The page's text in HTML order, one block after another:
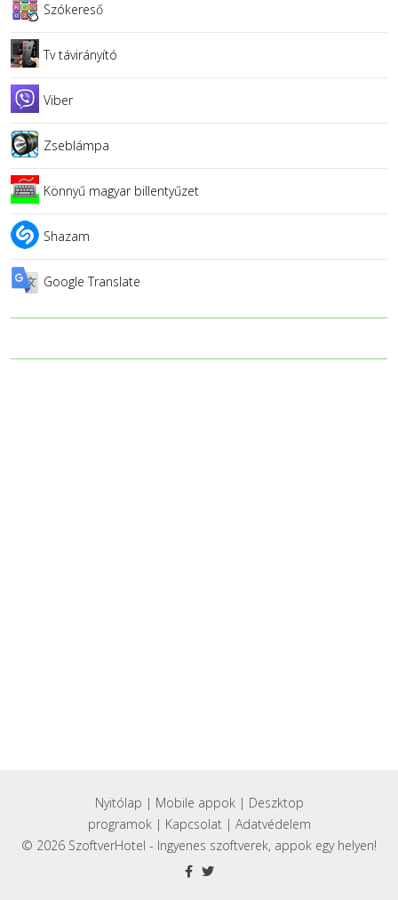
Szókereső
Tv távirányító
Viber
Zseblámpa
Könnyű magyar billentyűzet
Shazam
Google Translate
Nyitólap | Mobile appok| Deszktop
programok| Kapcsolat| Adatvédelem
© 2026 SzoftverHotel - Ingyenes szoftverek, appok egy helyen!